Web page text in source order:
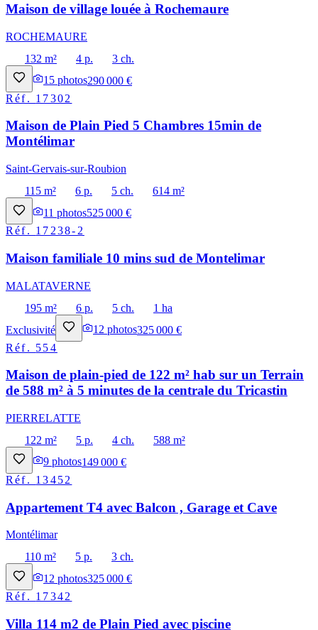
Maison de village louée à Rochemaure
ROCHEMAURE
132 m²
4 p.
3 ch.
15 photos290 000 €
Réf. 17302
Maison de Plain Pied 5 Chambres 15min de
Montélimar
Saint-Gervais-sur-Roubion
115 m²
6 p. 5 ch.
614 m²
11 photos525 000 €
Réf. 17238-2
Maison familiale 10 mins sud de Montelimar
MALATAVERNE
195 m²
6 p. 5 ch.
1 ha
Exclusivité
12 photos325 000 €
Réf. 554
Maison de plain-pied de 122 m² hab sur un Terrain
de 588 m² à 5 minutes de la centrale du Tricastin
PIERRELATTE
122 m²
5 p. 4 ch.
588 m²
9 photos149 000 €
Réf. 13452
Appartement T4 avec Balcon , Garage et Cave
Montélimar
110 m²
5 p.
3 ch.
12 photos325 000 €
Réf. 17342
Villa 114 m2 de Plain Pied avec piscine